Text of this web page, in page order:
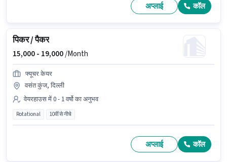
अप्लाई कॉल
पिकर / पैकर
15,000 - 19,000/Month
फ्यूचर केयर
वसंत कुंज, दिल्ली
वेयरहाउस में 0 - 1 वर्षो का अनुभव
Rotational 10वीं से नीचे
अप्लाई कॉल